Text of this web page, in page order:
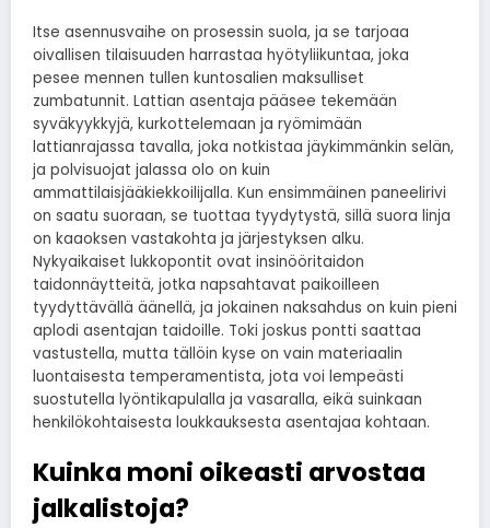
Itse asennusvaihe on prosessin suola, ja se tarjoaa
oivallisen tilaisuuden harrastaa hyötyliikuntaa, joka
pesee mennen tullen kuntosalien maksulliset
zumbatunnit. Lattian asentaja pääsee tekemään
syväkyykkyjä, kurkottelemaan ja ryömimään
lattianrajassa tavalla, joka notkistaa jäykimmänkin selän,
ja polvisuojat jalassa olo on kuin
ammattilaisjääkiekkoilijalla. Kun ensimmäinen paneelirivi
on saatu suoraan, se tuottaa tyydytystä, sillä suora linja
on kaaoksen vastakohta ja järjestyksen alku.
Nykyaikaiset lukkopontit ovat insinööritaidon
taidonnäytteitä, jotka napsahtavat paikoilleen
tyydyttävällä äänellä, ja jokainen naksahdus on kuin pieni
aplodi asentajan taidoille. Toki joskus pontti saattaa
vastustella, mutta tällöin kyse on vain materiaalin
luontaisesta temperamentista, jota voi lempeästi
suostutella lyöntikapulalla ja vasaralla, eikä suinkaan
henkilökohtaisesta loukkauksesta asentajaa kohtaan.
Kuinka moni oikeasti arvostaa
jalkalistoja?